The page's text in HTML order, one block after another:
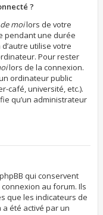
?
moilors de votre
pendant une durée
utilise votre
Pour rester
lors de la connexion.
ordinateur public
café, université, etc.).
qu’un administrateur
qui conservent
au forum. Ils
que les indicateurs de
été activé par un